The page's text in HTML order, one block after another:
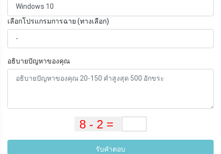
เลือกโปรแกรมการฉาย (ทางเลือก)
อธิบายปัญหาของคุณ
รับคำตอบ